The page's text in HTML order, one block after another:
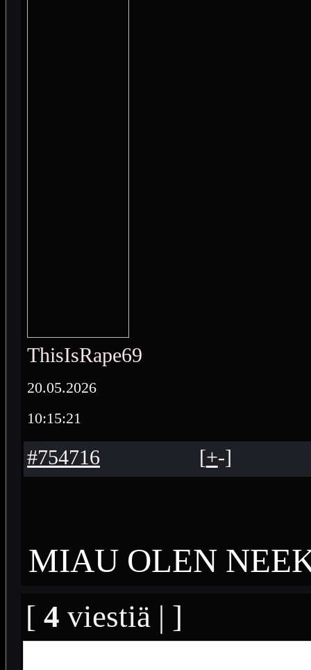
ThisIsRape69
20.05.2026
10:15:21
#754716 [+-]
MIAU OLEN
[ 4 viestiä | ]